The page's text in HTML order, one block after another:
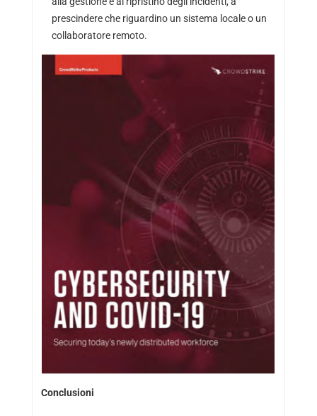
prescindere che riguardino un sistema locale o un
collaboratore remoto.
Conclusioni